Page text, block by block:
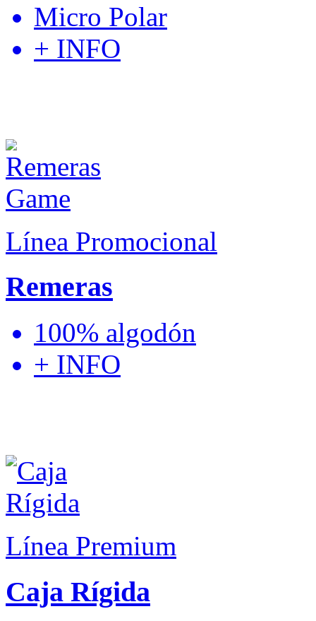
Micro Polar
+ INFO
Línea Promocional
Remeras
100% algodón
+ INFO
Línea Premium
Caja Rígida